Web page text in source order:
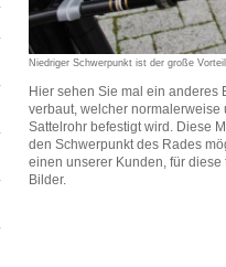
Niedriger Schwerpunkt ist der große
Hier sehen Sie mal ein anderes
verbaut, welcher
Sattelrohr befestigt wird. Diese
den Schwerpunkt des Rades
einen unserer Kunden, für
Bilder.